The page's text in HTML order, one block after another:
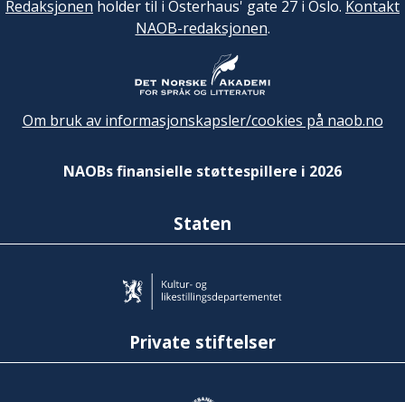
Redaksjonen holder til i Osterhaus' gate 27 i Oslo. Kontakt
NAOB-redaksjonen.
Om bruk av informasjonskapsler/cookies på naob.no
NAOBs finansielle støttespillere i 2026
Staten
Private stiftelser